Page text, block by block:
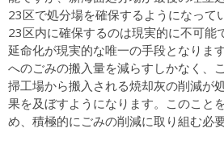
23区で処分場を確保するようになって
23区内に確保するのは現実的に不可能
延命化が現実的な唯一の手段となりま
へのごみの搬入量を減らすしかなく、
掃工場から搬入される焼却灰の削減が
果を及ぼすようになります。このこと
め、積極的にごみの削減に取り組む必